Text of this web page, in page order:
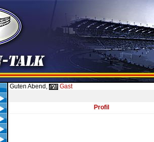
Guten Abend, Gast
Profil